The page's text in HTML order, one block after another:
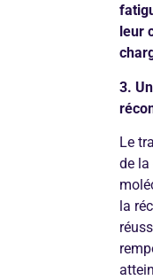
leur
3.
Le
de la
la